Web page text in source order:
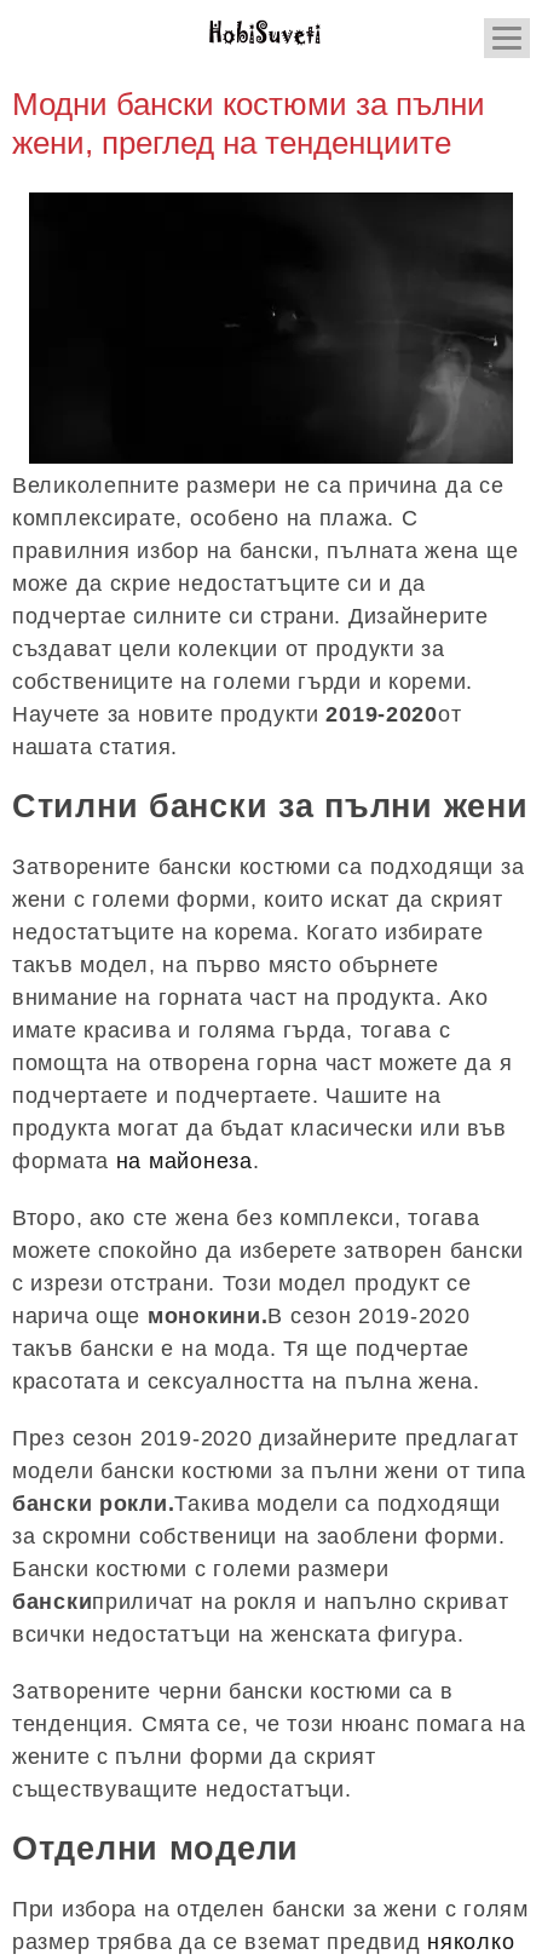
Модни бански костюми за пълни
жени, преглед на тенденциите
Великолепните размери не са причина да се
комплексирате, особено на плажа. С
правилния избор на бански, пълната жена ще
може да скрие недостатъците си и да
подчертае силните си страни. Дизайнерите
създават цели колекции от продукти за
собствениците на големи гърди и кореми.
Научете за новите продукти2019-2020от
нашата статия.
Стилни бански за пълни жени
Затворените бански костюми са подходящи за
жени с големи форми, които искат да скрият
недостатъците на корема. Когато избирате
такъв модел, на първо място обърнете
внимание на горната част на продукта. Ако
имате красива и голяма гърда, тогава с
помощта на отворена горна част можете да я
подчертаете и подчертаете. Чашите на
продукта могат да бъдат класически или във
формата на майонеза.
Второ, ако сте жена без комплекси, тогава
можете спокойно да изберете затворен бански
с изрези отстрани. Този модел продукт се
нарича още монокини.В сезон 2019-2020
такъв бански е на мода. Тя ще подчертае
красотата и сексуалността на пълна жена.
През сезон 2019-2020 дизайнерите предлагат
модели бански костюми за пълни жени от типа
бански рокли.Такива модели са подходящи
за скромни собственици на заоблени форми.
Бански костюми с големи размери
банскиприличат на рокля и напълно скриват
всички недостатъци на женската фигура.
Затворените черни бански костюми са в
тенденция. Смята се, че този нюанс помага на
жените с пълни форми да скрият
съществуващите недостатъци.
Отделни модели
При избора на отделен бански за жени с голям
размер трябва да се вземат предвид няколко